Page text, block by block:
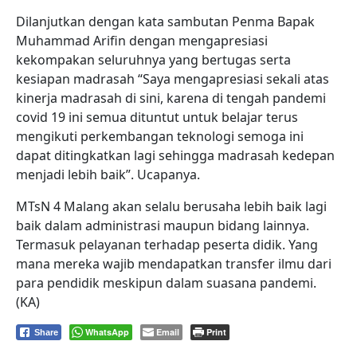
Dilanjutkan dengan kata sambutan Penma Bapak
Muhammad Arifin dengan mengapresiasi
kekompakan seluruhnya yang bertugas serta
kesiapan madrasah “Saya mengapresiasi sekali atas
kinerja madrasah di sini, karena di tengah pandemi
covid 19 ini semua dituntut untuk belajar terus
mengikuti perkembangan teknologi semoga ini
dapat ditingkatkan lagi sehingga madrasah kedepan
menjadi lebih baik”. Ucapanya.
MTsN 4 Malang akan selalu berusaha lebih baik lagi
baik dalam administrasi maupun bidang lainnya.
Termasuk pelayanan terhadap peserta didik. Yang
mana mereka wajib mendapatkan transfer ilmu dari
para pendidik meskipun dalam suasana pandemi.
(KA)
Share WhatsApp Email Print